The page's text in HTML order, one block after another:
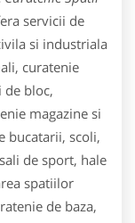
servicii de
si industriala
curatenie
de bloc,
magazine si
bucatarii, scoli,
de sport, hale
spatiilor
de baza,